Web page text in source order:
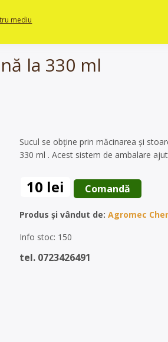
mediu
la 330 ml
Sucul se obține prin măcinarea și
330 ml . Acest sistem de ambalare
10 lei Comandă
Produs și vândut de:Agromec
Info stoc: 150
tel. 0723426491